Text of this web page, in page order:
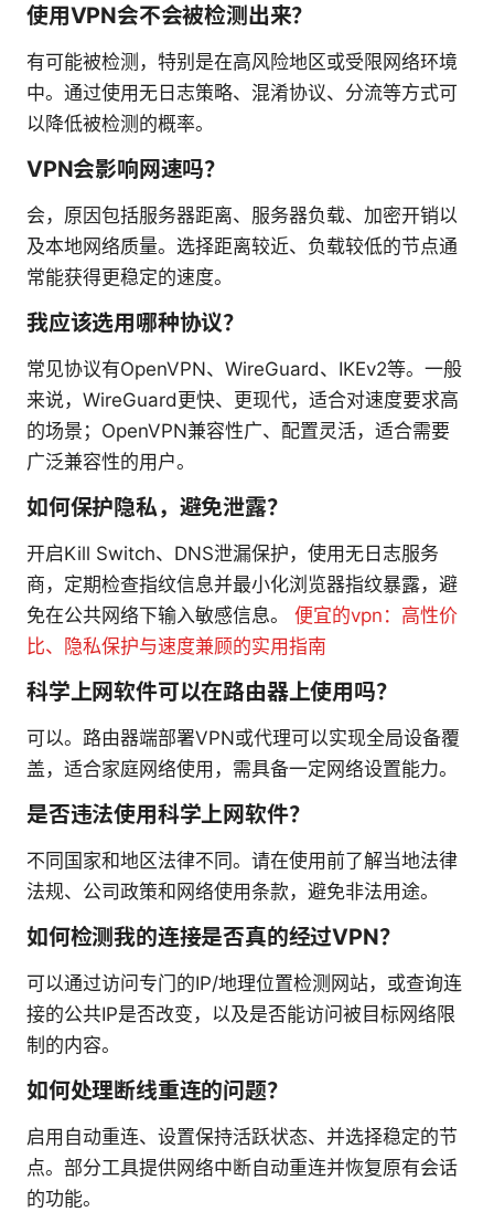
使用VPN会不会被检测出来？
有可能被检测，特别是在高风险地区或受限网络环境
中。通过使用无日志策略、混淆协议、分流等方式可
以降低被检测的概率。
VPN会影响网速吗？
会，原因包括服务器距离、服务器负载、加密开销以
及本地网络质量。选择距离较近、负载较低的节点通
常能获得更稳定的速度。
我应该选用哪种协议？
常见协议有OpenVPN、WireGuard、IKEv2等。一般
来说，WireGuard更快、更现代，适合对速度要求高
的场景；OpenVPN兼容性广、配置灵活，适合需要
广泛兼容性的用户。
如何保护隐私，避免泄露？
开启Kill Switch、DNS泄漏保护，使用无日志服务
商，定期检查指纹信息并最小化浏览器指纹暴露，避
免在公共网络下输入敏感信息。 便宜的vpn：高性价
比、隐私保护与速度兼顾的实用指南
科学上网软件可以在路由器上使用吗？
可以。路由器端部署VPN或代理可以实现全局设备覆
盖，适合家庭网络使用，需具备一定网络设置能力。
是否违法使用科学上网软件？
不同国家和地区法律不同。请在使用前了解当地法律
法规、公司政策和网络使用条款，避免非法用途。
如何检测我的连接是否真的经过VPN？
可以通过访问专门的IP/地理位置检测网站，或查询连
接的公共IP是否改变，以及是否能访问被目标网络限
制的内容。
如何处理断线重连的问题？
启用自动重连、设置保持活跃状态、并选择稳定的节
点。部分工具提供网络中断自动重连并恢复原有会话
的功能。